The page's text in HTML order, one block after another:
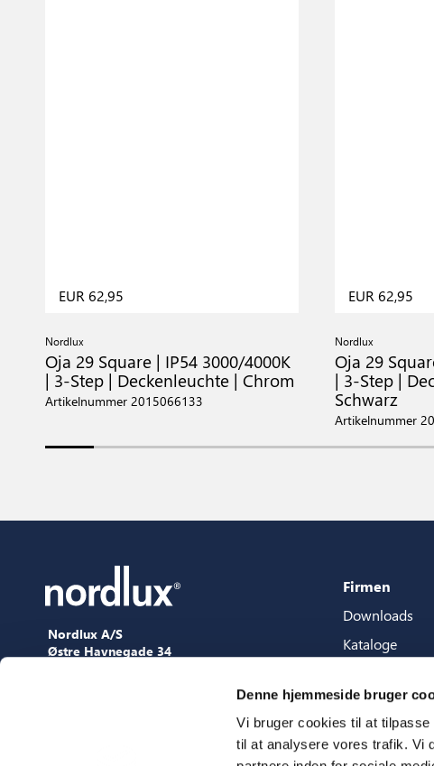
Denne hjemmeside bruger
Vi bruger cookies til at
til at analysere vores trafik. Vi
EUR 62,95
Nordlux
Oja 29 Square | IP54 3000/4000K
| 3-Step | Deckenleuchte | Chrom
Artikelnummer 2015066133
EUR 62,95
Nordlux
Oja 29
| 3-Step |
Schwarz
Artikelnummer
Nordlux A/S
Østre Havnegade 34
Firmen
Downloads
Kataloge
Content store
3D Dateien
Press